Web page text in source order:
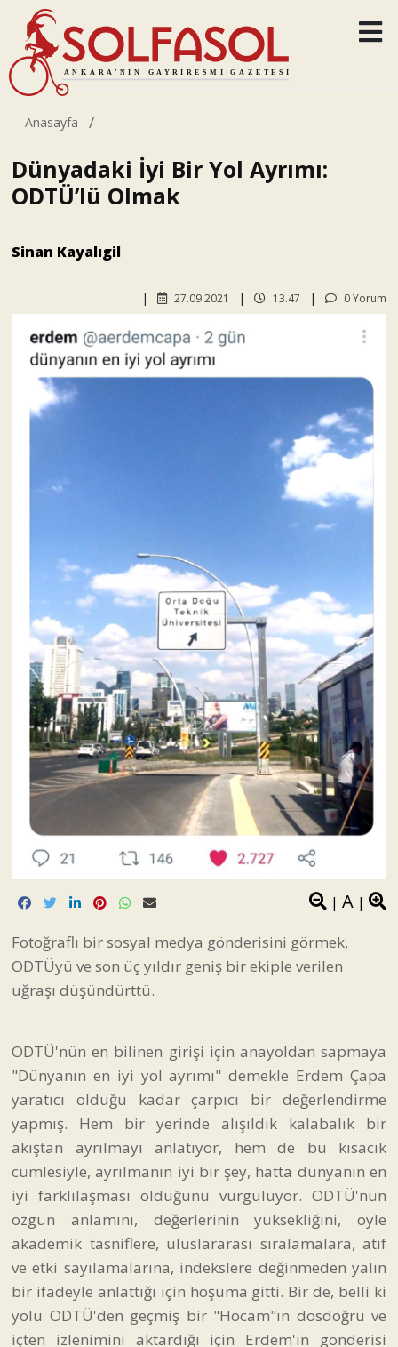
Anasayfa
Dünyadaki İyi Bir Yol Ayrımı:
ODTÜ’lü Olmak
Sinan Kayalıgil
0 Yorum
13.47
27.09.2021
| A |
Fotoğraflı bir sosyal medya gönderisini görmek,
ODTÜyü ve son üç yıldır geniş bir ekiple verilen
uğraşı düşündürttü.
ODTÜ'nün en bilinen girişi için anayoldan sapmaya
"Dünyanın en iyi yol ayrımı" demekle Erdem Çapa
yaratıcı olduğu kadar çarpıcı bir değerlendirme
yapmış. Hem bir yerinde alışıldık kalabalık bir
akıştan ayrılmayı anlatıyor, hem de bu kısacık
cümlesiyle, ayrılmanın iyi bir şey, hatta dünyanın en
iyi farklılaşması olduğunu vurguluyor. ODTÜ'nün
özgün anlamını, değerlerinin yüksekliğini, öyle
akademik tasniflere, uluslararası sıralamalara, atıf
ve etki sayılamalarına, indekslere değinmeden yalın
bir ifadeyle anlattığı için hoşuma gitti. Bir de, belli ki
yolu ODTÜ'den geçmiş bir "Hocam"ın dosdoğru ve
içten izlenimini aktardığı için Erdem'in gönderisi